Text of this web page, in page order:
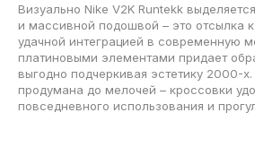
Визуально Nike V2K Runtekk
и массивной подошвой – это отсылка
удачной интеграцией в современную
платиновыми элементами придает
выгодно подчеркивая эстетику 2000-х.
продумана до мелочей – кроссовки
повседневного использования и